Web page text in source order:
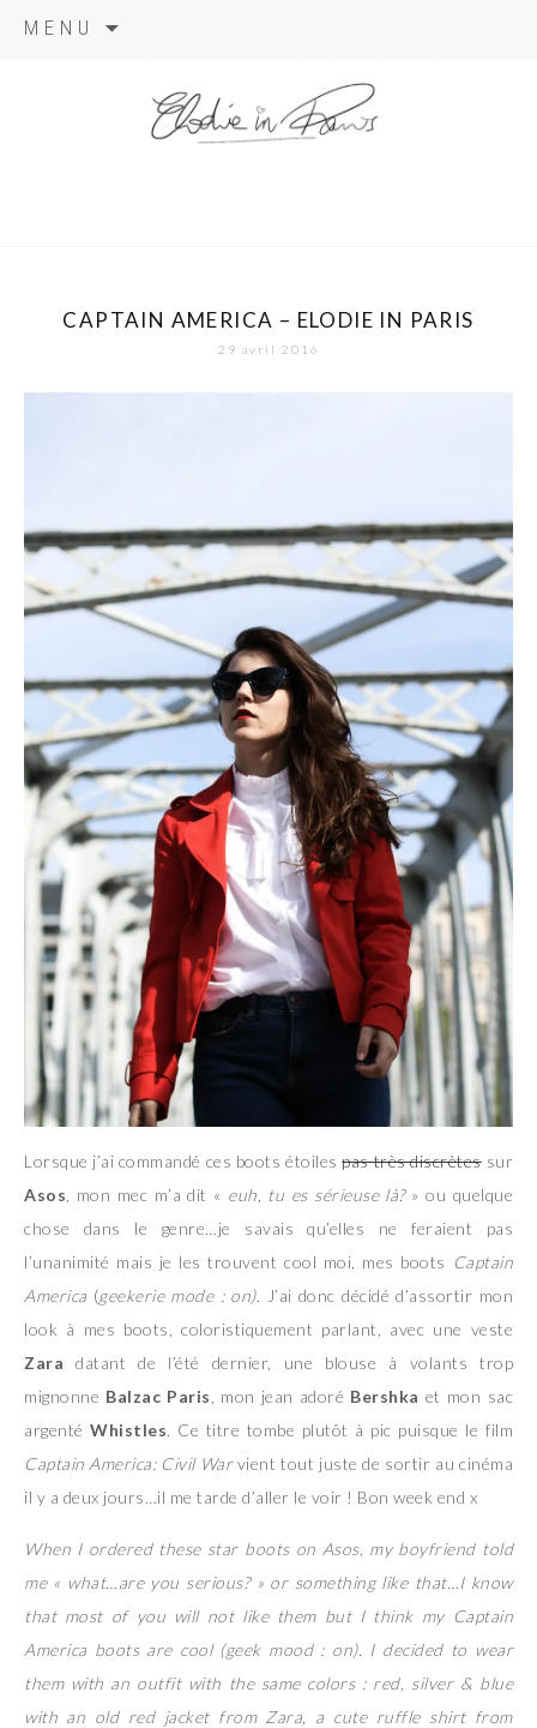
MENU
CAPTAIN AMERICA – ELODIE IN PARIS
29 avril 2016
Lorsque j’ai commandé ces boots étoilespas très discrètessur
Asos , mon mec m’a dit « euh, tu es sérieuse là?» ou quelque
chose dans le genre…je savais qu’elles ne feraient pas
l’unanimité mais je les trouvent cool moi, mes boots Captain
America (geekerie mode : on). J’ai donc décidé d’assortir mon
look à mes boots, coloristiquement parlant, avec une veste
Zara datant de l’été dernier, une blouse à volants trop
mignonne Balzac Paris , mon jean adoré Bershka et mon sac
argentéWhistles. Ce titre tombe plutôt à pic puisque le film
Captain America: Civil Warvient tout juste de sortir au cinéma
il y a deux jours…il me tarde d’aller le voir ! Bon week end x
When I ordered these star boots on Asos, my boyfriend told
me « what…are you serious? » or something like that…I know
that most of you will not like them but I think my Captain
America boots are cool (geek mood : on). I decided to wear
them with an outfit with the same colors : red, silver & blue
with an old red jacket from Zara, a cute ruffle shirt from